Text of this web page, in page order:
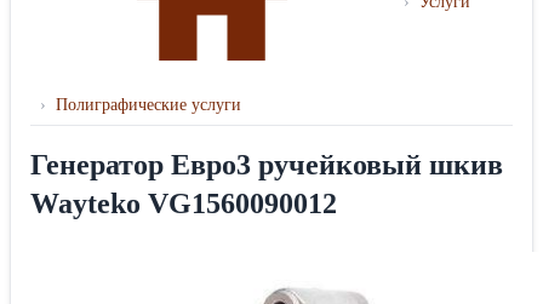
› Полиграфические услуги
Генератор Евро3 ручейковый шкив
Wayteko VG1560090012